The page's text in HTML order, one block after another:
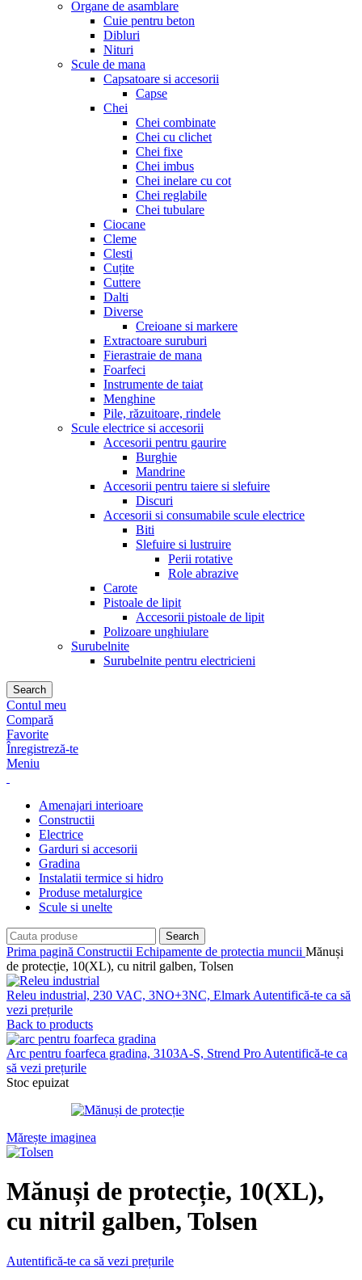
Organe de asamblare
Cuie pentru beton
Dibluri
Nituri
Scule de mana
Capsatoare si accesorii
Capse
Chei
Chei combinate
Chei cu clichet
Chei fixe
Chei imbus
Chei inelare cu cot
Chei reglabile
Chei tubulare
Ciocane
Cleme
Clesti
Cuțite
Cuttere
Dalti
Diverse
Creioane si markere
Extractoare suruburi
Fierastraie de mana
Foarfeci
Instrumente de taiat
Menghine
Pile, răzuitoare, rindele
Scule electrice si accesorii
Accesorii pentru gaurire
Burghie
Mandrine
Accesorii pentru taiere si slefuire
Discuri
Accesorii si consumabile scule electrice
Biti
Slefuire si lustruire
Perii rotative
Role abrazive
Carote
Pistoale de lipit
Accesorii pistoale de lipit
Polizoare unghiulare
Surubelnite
Surubelnite pentru electricieni
Search
Contul meu
Compară
Favorite
Înregistreză-te
Meniu
Amenajari interioare
Constructii
Electrice
Garduri si accesorii
Gradina
Instalatii termice si hidro
Produse metalurgice
Scule si unelte
Search
Prima pagină Constructii Echipamente de protectia muncii Mănuși
de protecție, 10(XL), cu nitril galben, Tolsen
Releu industrial, 230 VAC, 3NO+3NC, Elmark Autentifică-te ca să
vezi prețurile
Back to products
Arc pentru foarfeca gradina, 3103A-S, Strend Pro Autentifică-te ca
să vezi prețurile
Stoc epuizat
Mărește imaginea
Mănuși de protecție, 10(XL),
cu nitril galben, Tolsen
Autentifică-te ca să vezi prețurile